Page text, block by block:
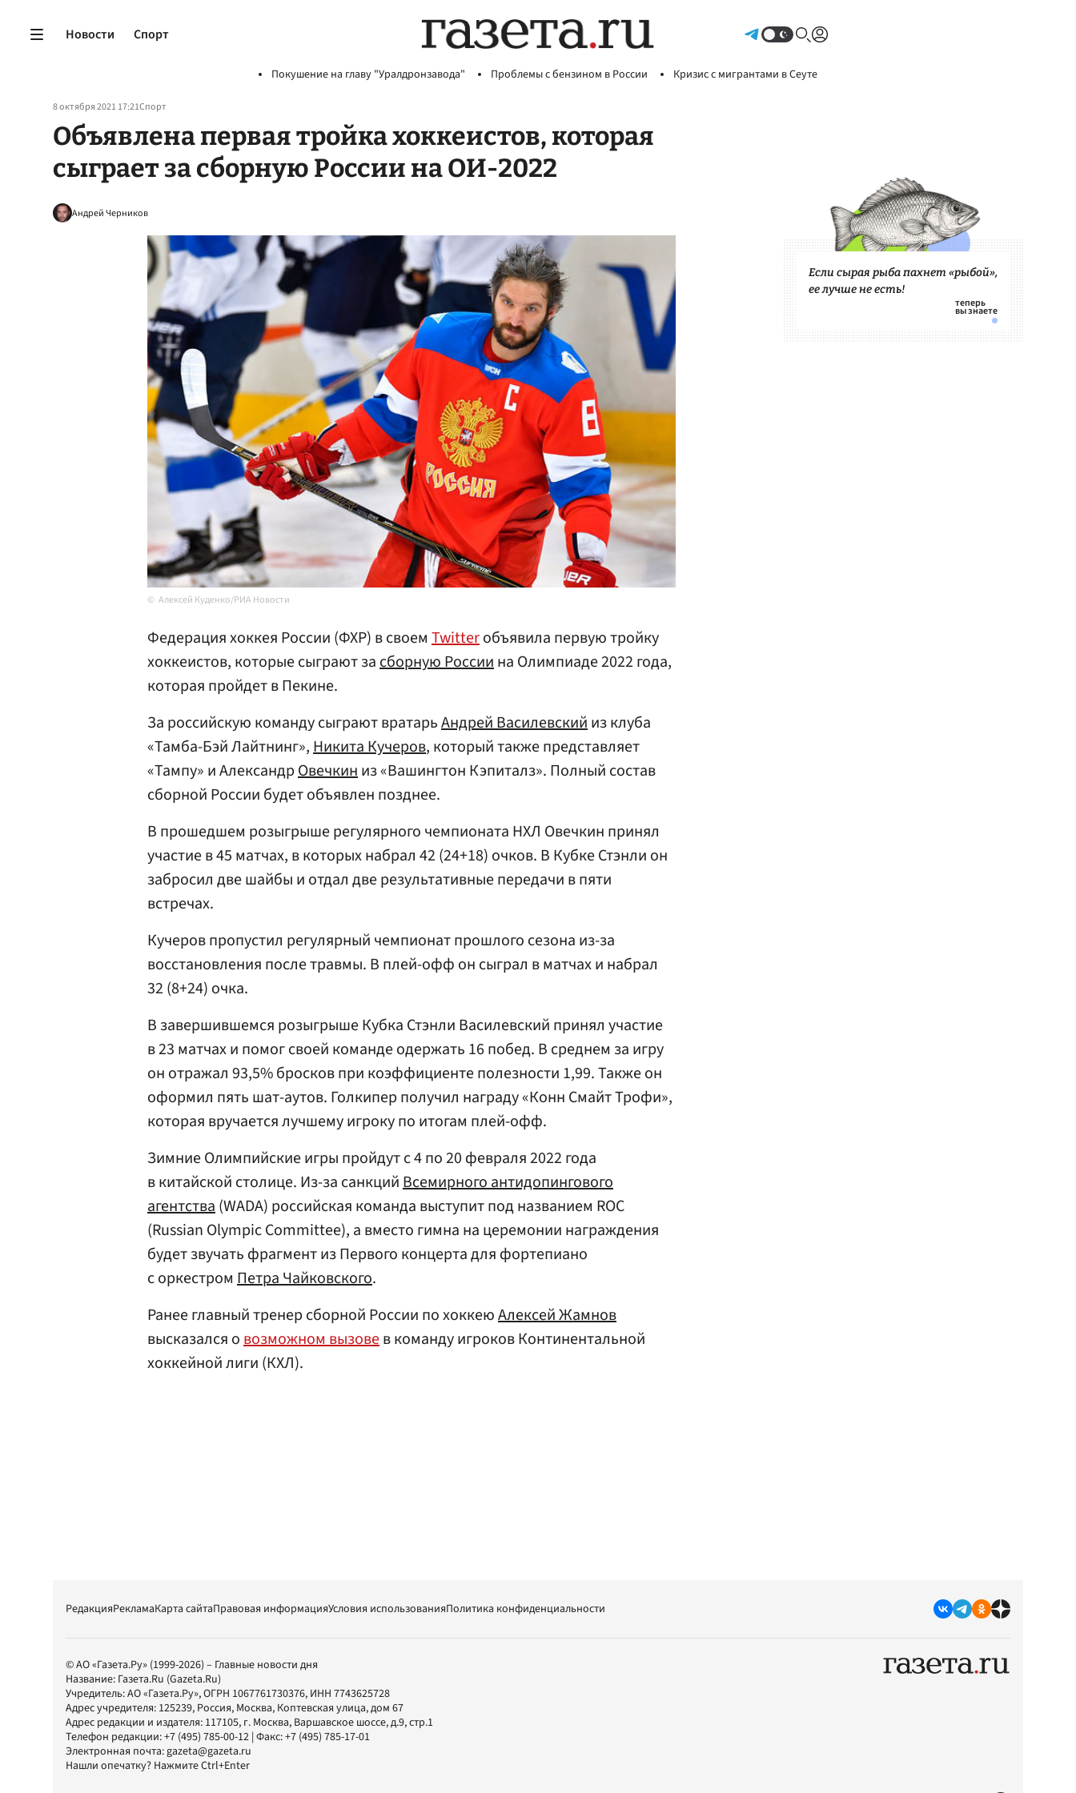
Новости Спорт
Покушение на главу "Уралдронзавода" Проблемы с бензином в России Кризис с мигрантами в Сеуте
8 октября 2021 17:21Спорт
Объявлена первая тройка хоккеистов, которая
сыграет за сборную России на ОИ-2022
Андрей Черников
Алексей Куденко/РИА Новости
Федерация хоккея России (ФХР) в своем Twitterобъявила первую тройку
хоккеистов, которые сыграют засборную Россиина Олимпиаде 2022 года,
которая пройдет в Пекине.
За российскую команду сыграют вратарьАндрей Василевскийиз клуба
«Тамба-Бэй Лайтнинг»,Никита Кучеров, который также представляет
«Тампу» и АлександрОвечкиниз «Вашингтон Кэпиталз». Полный состав
сборной России будет объявлен позднее.
В прошедшем розыгрыше регулярного чемпионата НХЛ Овечкин принял
участие в 45 матчах, в которых набрал 42 (24+18) очков. В Кубке Стэнли он
забросил две шайбы и отдал две результативные передачи в пяти
встречах.
Кучеров пропустил регулярный чемпионат прошлого сезона из-за
восстановления после травмы. В плей-офф он сыграл в матчах и набрал
32 (8+24) очка.
В завершившемся розыгрыше Кубка Стэнли Василевский принял участие
в 23 матчах и помог своей команде одержать 16 побед. В среднем за игру
он отражал 93,5% бросков при коэффициенте полезности 1,99. Также он
оформил пять шат-аутов. Голкипер получил награду «Конн Смайт Трофи»,
которая вручается лучшему игроку по итогам плей-офф.
Зимние Олимпийские игры пройдут с 4 по 20 февраля 2022 года
в китайской столице. Из-за санкцийВсемирного антидопингового
агентства(WADA) российская команда выступит под названием ROC
(Russian Olympic Committee), а вместо гимна на церемонии награждения
будет звучать фрагмент из Первого концерта для фортепиано
с оркестром Петра Чайковского.
Ранее главный тренер сборной России по хоккеюАлексей Жамнов
высказался овозможном вызовев команду игроков Континентальной
хоккейной лиги (КХЛ).
Если сырая рыба пахнет «рыбой»,
ее лучше не есть!
РедакцияРекламаКарта сайтаПравовая информацияУсловия использованияПолитика конфиденциальности
© АО «Газета.Ру» (1999-2026) – Главные новости дня
Название: Газета.Ru (Gazeta.Ru)
Учредитель:АО «Газета.Ру», ОГРН 1067761730376, ИНН 7743625728
Адрес учредителя: 125239, Россия, Москва, Коптевская улица, дом 67
Адрес редакции и издателя: 117105, г. Москва, Варшавское шоссе, д.9, стр.1
Телефон редакции:+7 (495) 785-00-12 | Факс:+7 (495) 785-17-01
Электронная почта:gazeta@gazeta.ru
Нашли опечатку? Нажмите Ctrl+Enter